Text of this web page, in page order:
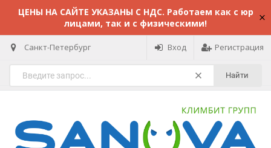
ЦЕНЫ НА САЙТЕ УКАЗАНЫ С НДС. Работаем как с юр
лицами, так и с физическими!
Санкт-Петербург Вход Регистрация
Найти